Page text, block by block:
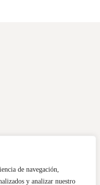
de navegación,
y analizar nuestro